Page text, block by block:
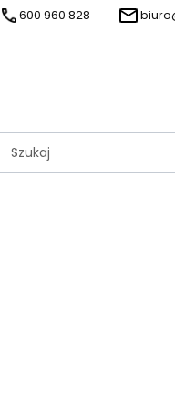
600 960 828